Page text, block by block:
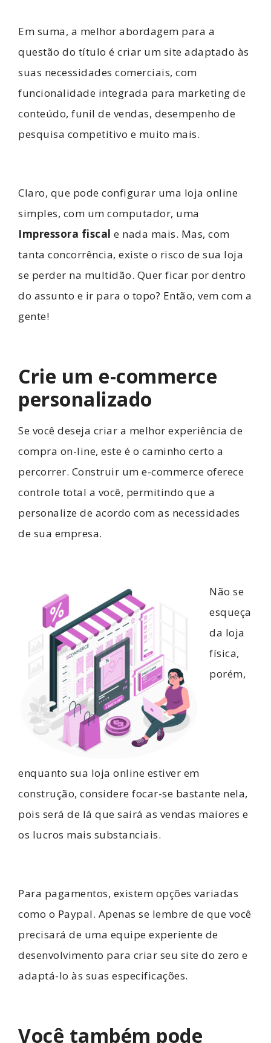
Em suma, a melhor abordagem para a
questão do título é criar um site adaptado às
suas necessidades comerciais, com
funcionalidade integrada para marketing de
conteúdo, funil de vendas, desempenho de
pesquisa competitivo e muito mais.
Claro, que pode configurar uma loja online
simples, com um computador, uma
Impressora fiscal e nada mais. Mas, com
tanta concorrência, existe o risco de sua loja
se perder na multidão. Quer ficar por dentro
do assunto e ir para o topo? Então, vem com a
gente!
Crie um e-commerce
personalizado
Se você deseja criar a melhor experiência de
compra on-line, este é o caminho certo a
percorrer. Construir um e-commerce oferece
controle total a você, permitindo que a
personalize de acordo com as necessidades
de sua empresa.
Não se
esqueça
da loja
física,
porém,
enquanto sua loja online estiver em
construção, considere focar-se bastante nela,
pois será de lá que sairá as vendas maiores e
os lucros mais substanciais.
Para pagamentos, existem opções variadas
como o Paypal. Apenas se lembre de que você
precisará de uma equipe experiente de
desenvolvimento para criar seu site do zero e
adaptá-lo às suas especificações.
Você também pode